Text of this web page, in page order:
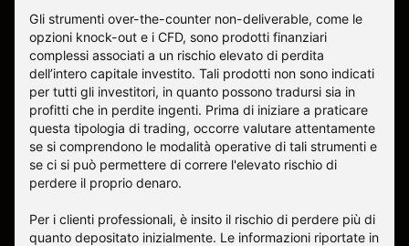
Gli strumenti over-the-counter non-deliverable, come le
opzioni knock-out e i CFD, sono prodotti finanziari
complessi associati a un rischio elevato di perdita
dell’intero capitale investito. Tali prodotti non sono indicati
per tutti gli investitori, in quanto possono tradursi sia in
profitti che in perdite ingenti. Prima di iniziare a praticare
questa tipologia di trading, occorre valutare attentamente
se si comprendono le modalità operative di tali strumenti e
se ci si può permettere di correre l'elevato rischio di
perdere il proprio denaro.
Per i clienti professionali, è insito il rischio di perdere più di
quanto depositato inizialmente. Le informazioni riportate in